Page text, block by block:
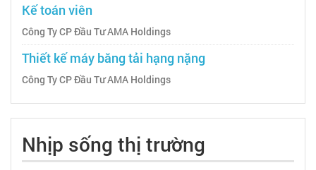
Kế toán viên
Công Ty CP Đầu Tư AMA Holdings
Thiết kế máy băng tải hạng nặng
Công Ty CP Đầu Tư AMA Holdings
Nhịp sống thị trường